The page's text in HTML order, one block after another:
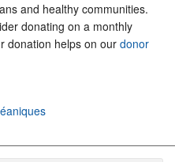
and healthy communities.
donating on a monthly
donation helps on our donor